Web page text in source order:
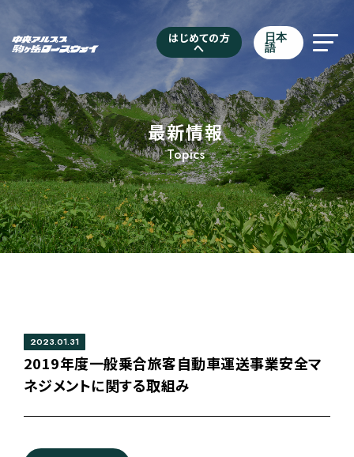
はじめての方
へ
日本
語
最新情報
Topics
2023.01.31
2019年度一般乗合旅客自動車運送事業安全マ
ネジメントに関する取組み